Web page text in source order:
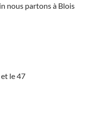
nous partons à Blois
le 47